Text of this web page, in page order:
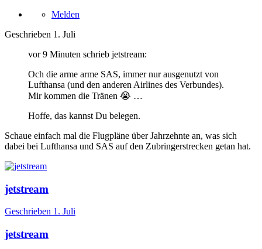
Melden
Geschrieben 1. Juli
vor 9 Minuten schrieb jetstream:
Och die arme arme SAS, immer nur ausgenutzt von
Lufthansa (und den anderen Airlines des Verbundes).
Mir kommen die Tränen 😭 …
Hoffe, das kannst Du belegen.
Schaue einfach mal die Flugpläne über Jahrzehnte an, was sich
dabei bei Lufthansa und SAS auf den Zubringerstrecken getan hat.
jetstream
Geschrieben 1. Juli
jetstream